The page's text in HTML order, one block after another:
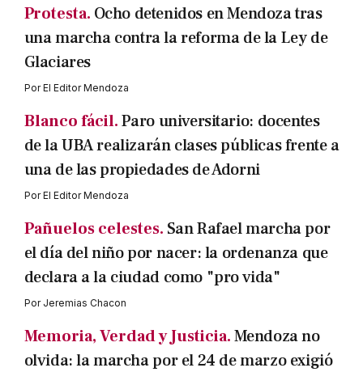
Protesta. Ocho detenidos en Mendoza tras
una marcha contra la reforma de la Ley de
Glaciares
PorEl Editor Mendoza
Blanco fácil.Paro universitario: docentes
de la UBA realizarán clases públicas frente a
una de las propiedades de Adorni
PorEl Editor Mendoza
Pañuelos celestes. San Rafael marcha por
el día del niño por nacer: la ordenanza que
declara a la ciudad como "pro vida"
Por Jeremias Chacon
Memoria, Verdad y Justicia.Mendoza no
olvida: la marcha por el 24 de marzo exigió